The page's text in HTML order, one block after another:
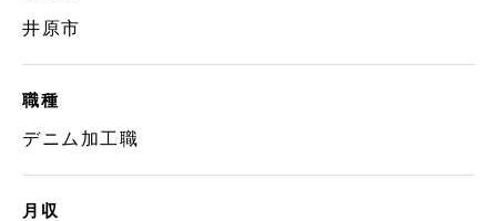
井原市
職種
デニム加工職
月収